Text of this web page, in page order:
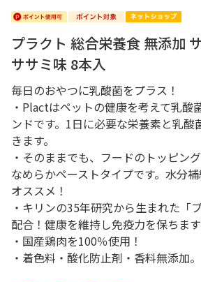
プラクト 総合栄養食 無添加
ササミ味 8本入
毎日のおやつに乳酸菌をプラス！
・Plactはペットの健康を考えて乳酸
ンドです。1日に必要な栄養素と乳酸
きます。
・そのままでも、フードのトッピン
なめらかペーストタイプです。水分
オススメ！
・キリンの35年研究から生まれた「
配合！健康を維持し免疫力を保ちます
・国産鶏肉を100％使用！
・着色料・酸化防止剤・香料無添加。